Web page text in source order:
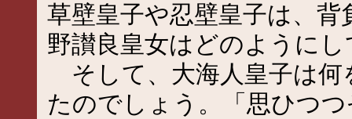
草壁皇子や忍壁皇子は、
野讃良皇女はどのように
そして、大海人皇子は何
たのでしょう。「思ひつ